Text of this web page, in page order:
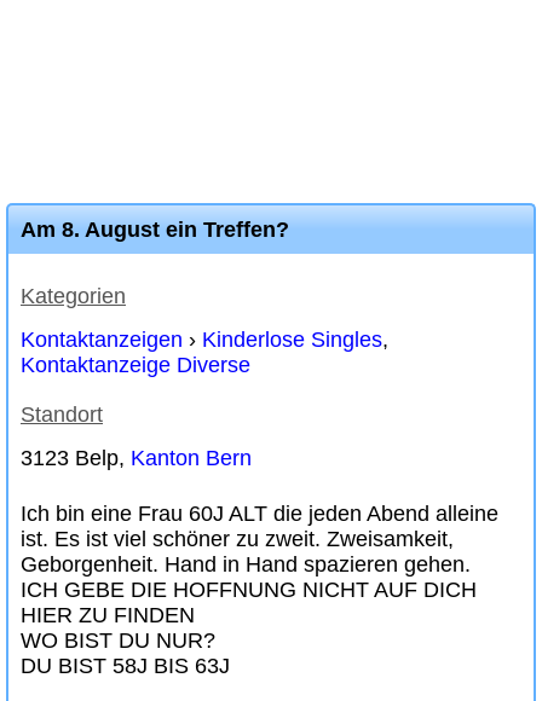
Am 8. August ein Treffen?
Kategorien
Kontaktanzeigen › Kinderlose Singles,
Kontaktanzeige Diverse
Standort
3123 Belp, Kanton Bern
Ich bin eine Frau 60J ALT die jeden Abend alleine
ist. Es ist viel schöner zu zweit. Zweisamkeit,
Geborgenheit. Hand in Hand spazieren gehen.
ICH GEBE DIE HOFFNUNG NICHT AUF DICH
HIER ZU FINDEN
WO BIST DU NUR?
DU BIST 58J BIS 63J